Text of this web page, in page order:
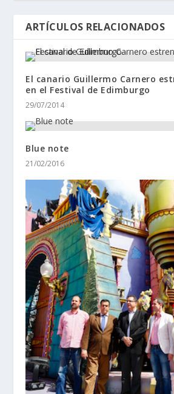
ARTÍCULOS RELACIONADOS
El canario Guillermo Carnero
en el Festival de Edimburgo
29/07/2014
Blue note
21/02/2016